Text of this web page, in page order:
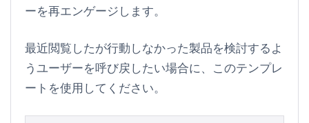
ーを再エンゲージします。
最近閲覧したが行動しなかった製品を検討するよ
うユーザーを呼び戻したい場合に、このテンプレ
ートを使用してください。